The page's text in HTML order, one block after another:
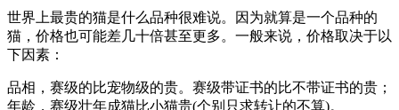
世界上最贵的猫是什么品种很难说。因为就算是一个品种的
猫，价格也可能差几十倍甚至更多。一般来说，价格取决于以
下因素：
品相，赛级的比宠物级的贵。赛级带证书的比不带证书的贵；
年龄，赛级壮年成猫比小猫贵(个别只求转让的不算)。